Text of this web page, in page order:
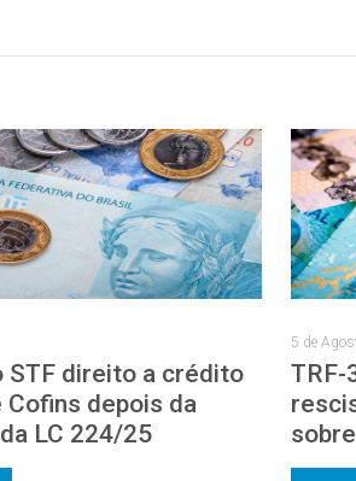
STF direito a crédito
Cofins depois da
LC 224/25
5 de
TRF-